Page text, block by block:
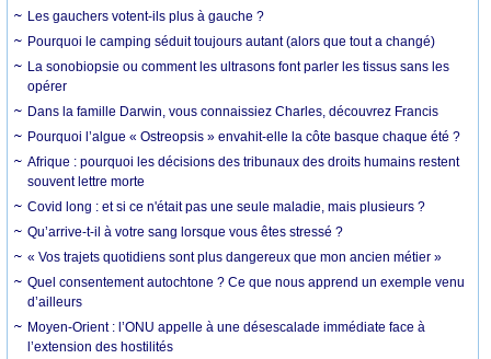
Les gauchers votent-ils plus à gauche ?
Pourquoi le camping séduit toujours autant (alors que tout a changé)
La sonobiopsie ou comment les ultrasons font parler les tissus sans les
opérer
Dans la famille Darwin, vous connaissiez Charles, découvrez Francis
Pourquoi l’algue « Ostreopsis » envahit-elle la côte basque chaque été ?
Afrique : pourquoi les décisions des tribunaux des droits humains restent
souvent lettre morte
Covid long : et si ce n'était pas une seule maladie, mais plusieurs ?
Qu’arrive-t-il à votre sang lorsque vous êtes stressé ?
« Vos trajets quotidiens sont plus dangereux que mon ancien métier »
Quel consentement autochtone ? Ce que nous apprend un exemple venu
d’ailleurs
Moyen-Orient : l’ONU appelle à une désescalade immédiate face à
l’extension des hostilités